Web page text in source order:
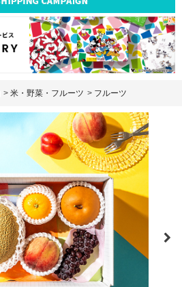
> 米・野菜・フルーツ > フルーツ